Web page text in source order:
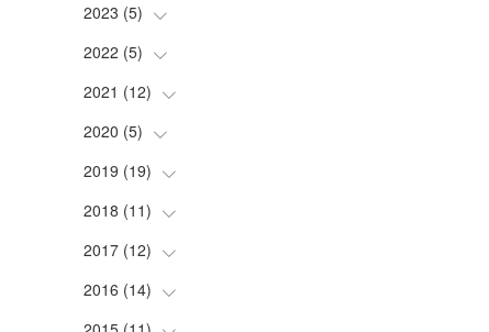
(1
(1
2023 (5)
(1
(1)
(1
(1)
( 1)
2022 (5)
(2)
(1
(1)
( 1)
2021 (12)
(1
(1)
( 1)
(2)
( 4)
( 1)
2020 (5)
(1)
( 1)
(1)
(2)
2019 (19)
( 1)
(2)
(3)
( 8)
2018 (11)
(5)
(1)
( 1)
2017 (12)
(1)
( 4)
2016 (14)